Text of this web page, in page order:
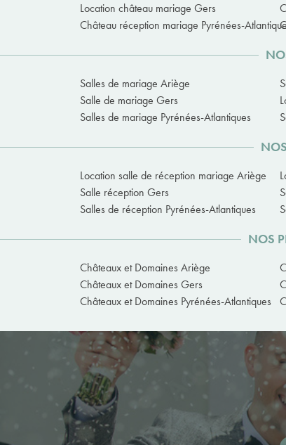
Location château mariage Gers
Château réception mariage Pyrénées-
Salles de mariage Ariège
Salle de mariage Gers
Salles de mariage Pyrénées-Atlantiques
Location salle de réception mariage Ariège
Salle réception Gers
Salles de réception Pyrénées-Atlantiques
NOS
Châteaux et Domaines Ariège
Châteaux et Domaines Gers
Châteaux et Domaines Pyrénées-Atlantiques